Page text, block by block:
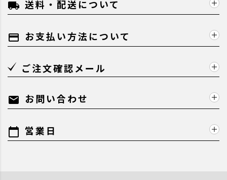
local_shipping 送料・配送について
payment お支払い方法について
ご注文確認メール
mail お問い合わせ
calendar_today 営業日